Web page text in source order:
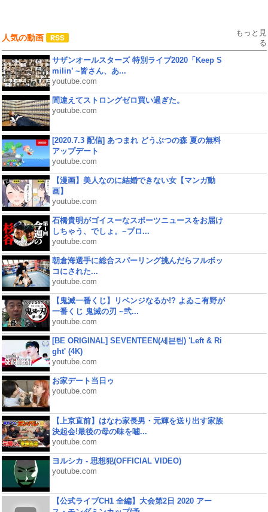
人気の動画
もっと見
る
サザンオールスターズ 特別ライブ2020「Keep S
milin’ ~皆さん、あ...
youtube.com
間違えてストロングゼロ買い過ぎた。
youtube.com
[2020.7.3 配信] あつまれ どうぶつの森 夏の無料
アップデート
youtube.com
【漫画】美人なのに結婚できない女【マンガ動
画】
youtube.com
石橋貴明がゴイスーなスポーツニュースをお届け
しちゃう、でしょ。~プロ...
youtube.com
朝倉海選手に総合スパーリング挑んだらフルボッ
コにされた...
youtube.com
【鬼滅一番くじ】リベンジなるか!? よゐこ有野が
一番くじ 鬼滅の刃 ~弐...
youtube.com
[BE ORIGINAL] SEVENTEEN(세븐틴) 'Left & Ri
ght' (4K)
youtube.com
お家デート当日ゥ
youtube.com
【上京直前】はなわ家長男・元輝を送り出す家族
決起会!最後の母の味を噛...
youtube.com
ヨルシカ - 思想犯(OFFICIAL VIDEO)
youtube.com
【公式ライブCH1 全編】大会第2日 2020 アー